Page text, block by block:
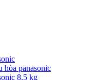
hòa panasonic
8.5 kg